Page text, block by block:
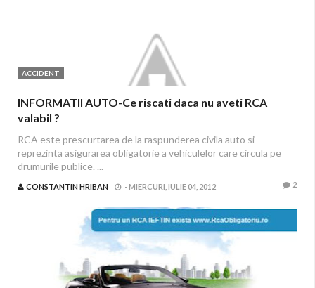
ACCIDENT
INFORMATII AUTO-Ce riscati daca nu aveti RCA
valabil ?
RCA este prescurtarea de la raspunderea civila auto si
reprezinta asigurarea obligatorie a vehiculelor care circula pe
drumurile publice. ...
CONSTANTIN HRIBAN -MIERCURI, IULIE 04, 2012 2